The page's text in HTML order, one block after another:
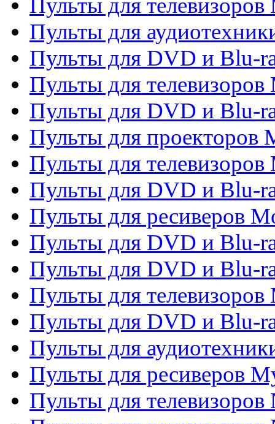
Пульты для телевизоров
Пульты для
Пульты для DVD и Blu-
Пульты для
Пульты для DVD и Blu-
Пульты для проекторов
Пульты для
Пульты для DVD и Blu-
Пульты для ресиверов
Пульты для DVD и Blu-
Пульты для DVD и Blu-
Пульты для телевизоров
Пульты для DVD и Blu-
Пульты для
Пульты для ресиверов
Пульты для телевизоров